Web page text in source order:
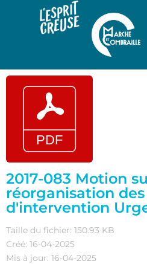
2017-083 Motion
réorganisation
d'intervention
Taille du fichier: 150.93 KB
Créé: 16-04-2025
Mis à jour: 16-04-2025